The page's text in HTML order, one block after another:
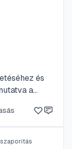
a
és
a
öntözési
problémák
és
szaporítás